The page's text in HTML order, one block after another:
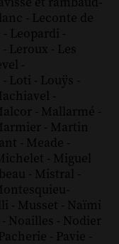
et rambaud-
- Leconte de
- Leopardi -
- Leroux - Les
-
- Loti - Louÿs -
-
- Mallarmé -
- Martin
- Meade -
- Miguel
- Mistral -
-
- Musset - Naïmi
- Noailles - Nodier
Pacherie - Pavie -